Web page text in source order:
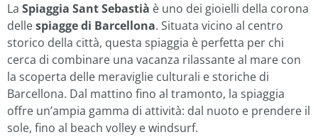
La Spiaggia Sant Sebastià è uno dei gioielli della corona
dellespiagge di Barcellona. Situata vicino al centro
storico della città, questa spiaggia è perfetta per chi
cerca di combinare una vacanza rilassante al mare con
la scoperta delle meraviglie culturali e storiche di
Barcellona. Dal mattino fino al tramonto, la spiaggia
offre un’ampia gamma di attività: dal nuoto e prendere il
sole, fino al beach volley e windsurf.